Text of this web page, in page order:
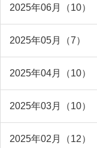
2025年06月（10）
2025年05月（7）
2025年04月（10）
2025年03月（10）
2025年02月（12）